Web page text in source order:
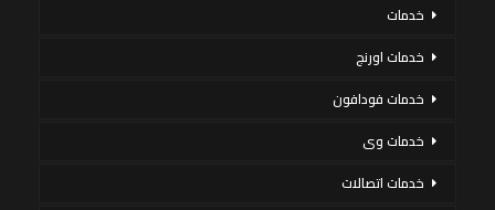
خدمات
خدمات اورنج
خدمات فودافون
خدمات وى
خدمات اتصالات